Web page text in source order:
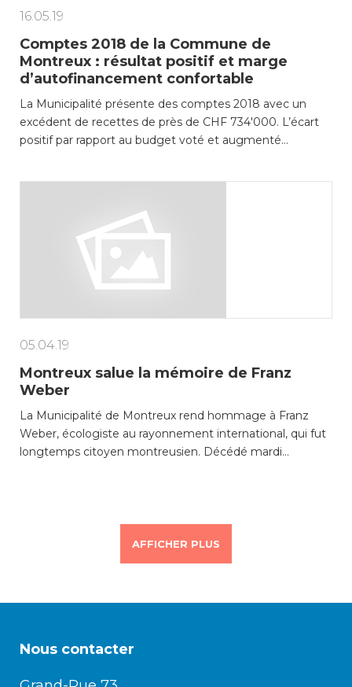
16.05.19
Comptes 2018 de la Commune de
Montreux : résultat positif et marge
d’autofinancement confortable
La Municipalité présente des comptes 2018 avec un
excédent de recettes de près de CHF 734'000. L’écart
positif par rapport au budget voté et augmenté…
05.04.19
Montreux salue la mémoire de Franz
Weber
La Municipalité de Montreux rend hommage à Franz
Weber, écologiste au rayonnement international, qui fut
longtemps citoyen montreusien. Décédé mardi…
AFFICHER PLUS
Nous contacter